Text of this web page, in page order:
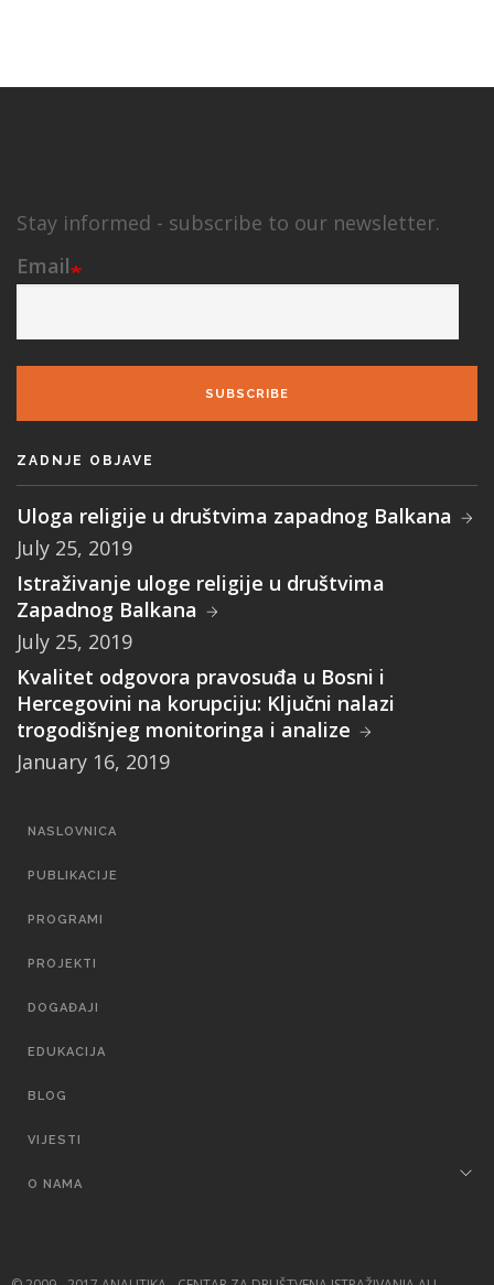
Stay informed - subscribe to our newsletter.
Email
SUBSCRIBE
ZADNJE OBJAVE
Uloga religije u društvima zapadnog Balkana
July 25, 2019
Istraživanje uloge religije u društvima
Zapadnog Balkana
July 25, 2019
Kvalitet odgovora pravosuđa u Bosni i
Hercegovini na korupciju: Ključni nalazi
trogodišnjeg monitoringa i analize
January 16, 2019
MAIN
NASLOVNICA
PUBLIKACIJE
PROGRAMI
PROJEKTI
DOGAĐAJI
EDUKACIJA
BLOG
VIJESTI
O NAMA